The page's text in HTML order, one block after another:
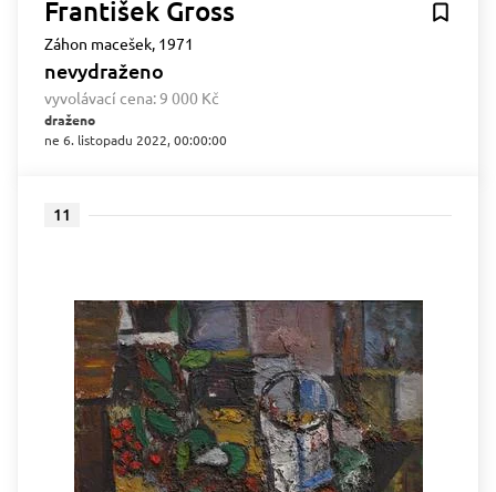
František Gross
Záhon macešek, 1971
nevydraženo
vyvolávací cena:9 000 Kč
draženo
ne 6. listopadu 2022, 00:00:00
11